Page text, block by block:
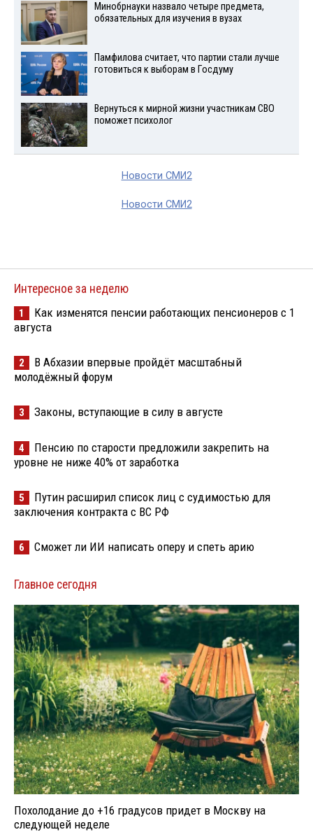
Минобрнауки назвало четыре предмета,
обязательных для изучения в вузах
Памфилова считает, что партии стали лучше
готовиться к выборам в Госдуму
Вернуться к мирной жизни участникам СВО
поможет психолог
Новости СМИ2
Новости СМИ2
Интересное за неделю
1
Как изменятся пенсии работающих пенсионеров с 1
августа
2
В Абхазии впервые пройдёт масштабный
молодёжный форум
3 Законы, вступающие в силу в августе
4
Пенсию по старости предложили закрепить на
уровне не ниже 40% от заработка
5
Путин расширил список лиц с судимостью для
заключения контракта с ВС РФ
6 Сможет ли ИИ написать оперу и спеть арию
Главное сегодня
Похолодание до +16 градусов придет в Москву на
следующей неделе